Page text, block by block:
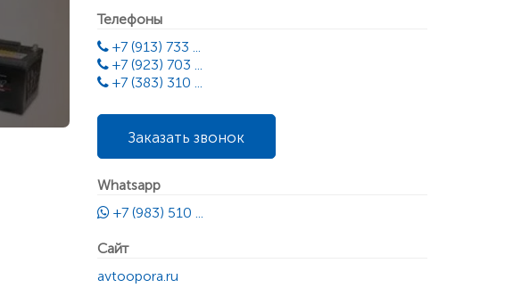
Телефоны
+7 (913) 733 ...
+7 (923) 703 ...
+7 (383) 310 ...
Заказать звонок
Whatsapp
+7 (983) 510 ...
Сайт
avtoopora.ru